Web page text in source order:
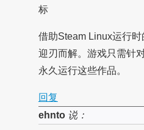
标
借助Steam Linux运行
迎刃而解。游戏只需针
永久运行这些作品。
回复
ehnto说：